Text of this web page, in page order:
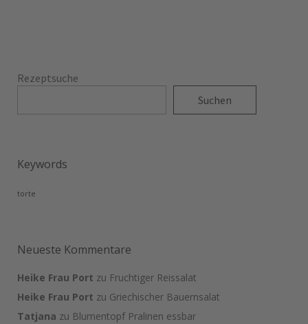
Rezeptsuche
Suchen
Keywords
torte
Neueste Kommentare
Heike Frau Port zu Fruchtiger Reissalat
Heike Frau Port zu Griechischer Bauernsalat
Tatjana zu Blumentopf Pralinen essbar